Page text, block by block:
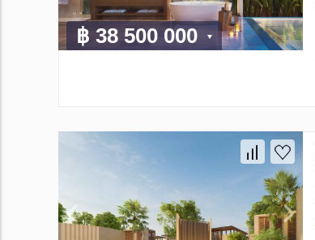
฿ 38 500 000